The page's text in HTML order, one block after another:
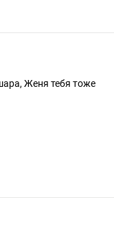
Женя тебя тоже